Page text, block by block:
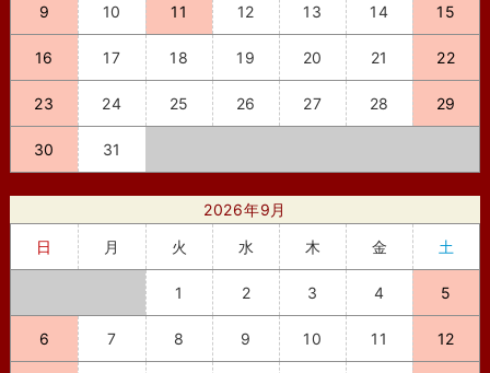
9 10 11 12 13 14 15
16 17 18 19 20 21 22
23 24 25 26 27 28 29
30 31
2026年9月
日
月 火 水 木 金 土
1 2 3 4 5
6 7 8 9 10 11 12